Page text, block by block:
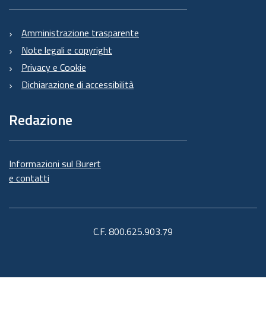
Amministrazione trasparente
Note legali e copyright
Privacy e Cookie
Dichiarazione di accessibilità
Redazione
Informazioni sul Burert
e contatti
C.F. 800.625.903.79